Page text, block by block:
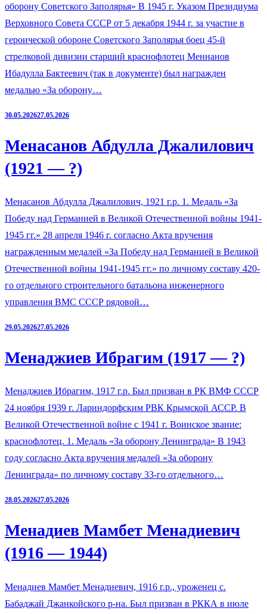
оборону Советского Заполярья» В 1945 г. Указом Президиума
Верховного Совета СССР от 5 декабря 1944 г. за участие в
героической обороне Советского Заполярья боец 45-й
стрелковой дивизии старший краснофлотец Меннанов
Ибадулла Бактеевич (так в документе) был награжден
медалью «За оборону…
30.05.202627.05.2026
Менасанов Абдулла Джалилович
(1921 — ?)
Менасанов Абдулла Джалилович, 1921 г.р. 1. Медаль «За
Победу над Германией в Великой Отечественной войны 1941-
1945 гг.» 28 апреля 1946 г. согласно Акта вручения
награжденным медалей «За Победу над Германией в Великой
Отечественной войны 1941-1945 гг.» по личному составу 420-
го отдельного строительного батальона инженерного
управления ВМС СССР рядовой…
29.05.202627.05.2026
Менаджиев Ибрагим (1917 — ?)
Менаджиев Ибрагим, 1917 г.р. Был призван в РК ВМФ СССР
24 ноября 1939 г. Лариндорфским РВК Крымской АССР. В
Великой Отечественной войне с 1941 г. Воинское звание:
краснофлотец. 1. Медаль «За оборону Ленинграда» В 1943
году согласно Акта вручения медалей «За оборону
Ленинграда» по личному составу 33-го отдельного…
28.05.202627.05.2026
Менадиев Мамбет Менадиевич
(1916 — 1944)
Менадиев Мамбет Менадиевич, 1916 г.р., уроженец с.
Бабаджай Джанкойского р-на. Был призван в РККА в июле